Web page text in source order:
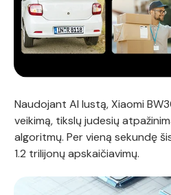
Naudojant AI lustą, Xiaomi
veikimą, tikslų judesių
algoritmų. Per vieną sekundę
1.2 trilijonų apskaičiavimų.